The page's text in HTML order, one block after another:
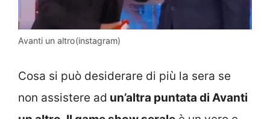
Avanti un altro(instagram)
Cosa si può desiderare di più la sera se
non assistere ad un’altra puntata di Avanti